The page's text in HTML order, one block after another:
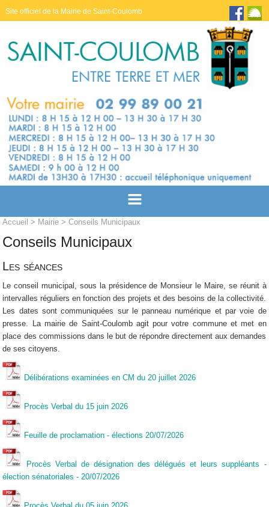
Site officiel de la Mairie de Saint-Coulomb
Accueil > Mairie > Conseils Municipaux
Conseils Municipaux
Les séances
Le conseil municipal, sous la présidence de Monsieur le Maire, se réunit à
intervalles réguliers en fonction des projets et des besoins de la collectivité.
Les dates sont communiquées sur le panneau numérique et par voie de
presse. La mairie de Saint-Coulomb agit pour votre commune et met en
place des commissions dans le but de répondre directement aux demandes
de ses citoyens.
Délibérations examinées en CM du 20 juillet 2026
Procès Verbal du 15 juin 2026
Feuille de proclamation - élections 20/07/2026
Procès Verbal de désignation des délégués et leurs suppléants -
élection sénatoriales - 20/07/2026